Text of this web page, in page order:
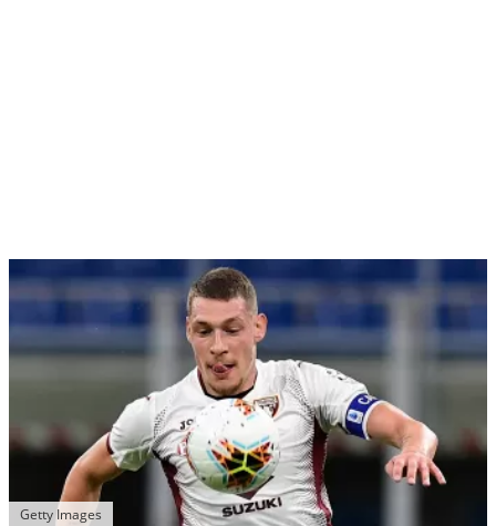
Getty Images